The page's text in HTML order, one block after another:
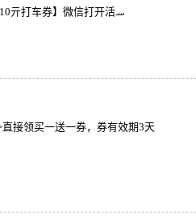
级会员月卡等奖励 ———— 【高德直接领取11减10亓打车券】微信打开活ࡄ
接领买一送一券，券有效期3天